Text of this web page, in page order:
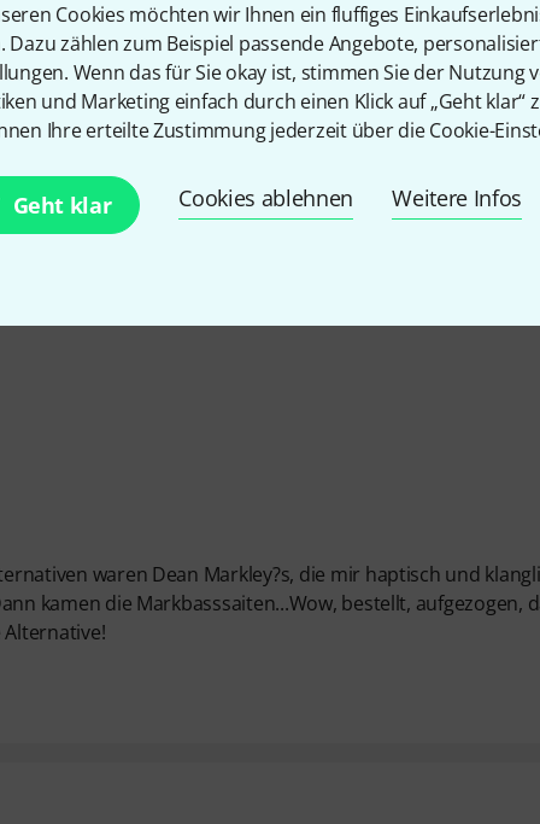
Cookies möchten wir Ihnen ein fluffiges
Dazu zählen zum Beispiel passende Angebote,
Wenn das für Sie okay ist, stimmen Sie der Nutzung
und Marketing einfach durch einen Klick auf „Geht klar“
Ihre erteilte Zustimmung jederzeit über die Cookie-
Geht klar Cookies ablehnen Weitere Infos
4.6/ 5
waren Dean Markley?s, die mir haptisch und
kamen die Markbasssaiten...Wow, bestellt, aufgezogen,
Alternative!